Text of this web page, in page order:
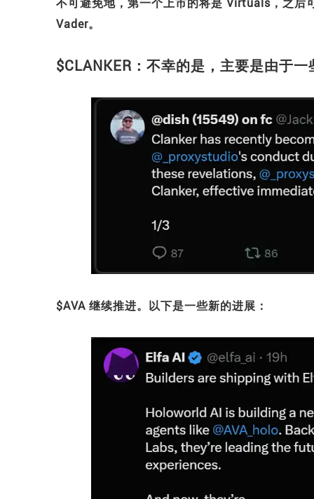
Vader。
$CLANKER：不幸的是，主要是由于
$AVA 继续推进。以下是一些新的进展：